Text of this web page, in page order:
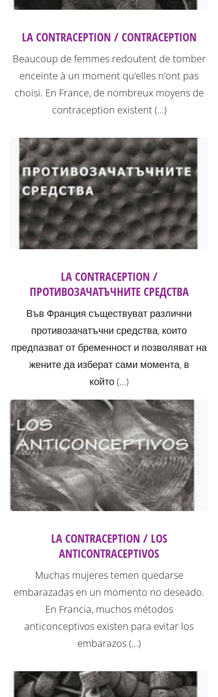
LA CONTRACEPTION / CONTRACEPTION
Beaucoup de femmes redoutent de tomber
enceinte à un moment qu’elles n’ont pas
choisi. En France, de nombreux moyens de
contraception existent (…)
LA CONTRACEPTION /
ПРОТИВОЗАЧАТЪЧНИТЕ СРЕДСТВА
Във Франция съществуват различни
противозачатъчни средства, които
предпазват от бременност и позволяват на
жените да изберат сами момента, в
който (…)
LA CONTRACEPTION / LOS
ANTICONTRACEPTIVOS
Muchas mujeres temen quedarse
embarazadas en un momento no deseado.
En Francia, muchos métodos
anticonceptivos existen para evitar los
embarazos (…)